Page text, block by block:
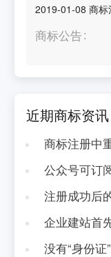
2019-01-08 商标
商标公告
近期商标资讯
商标注册中
公众号可订
注册成功后
企业建站首
没有“身份证